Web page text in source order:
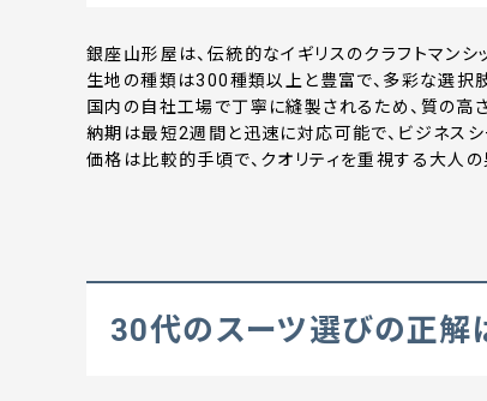
銀座山形屋は、伝統的なイギリスのクラフトマン
生地の種類は300種類以上と豊富で、多彩な選択
国内の自社工場で丁寧に縫製されるため、質の高さ
納期は最短2週間と迅速に対応可能で、ビジネス
価格は比較的手頃で、クオリティを重視する大人の
30代のスーツ選びの正解